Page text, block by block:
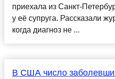
приехала из Санкт-
у её супруга. Рассказали
когда диагноз не ...
В США число